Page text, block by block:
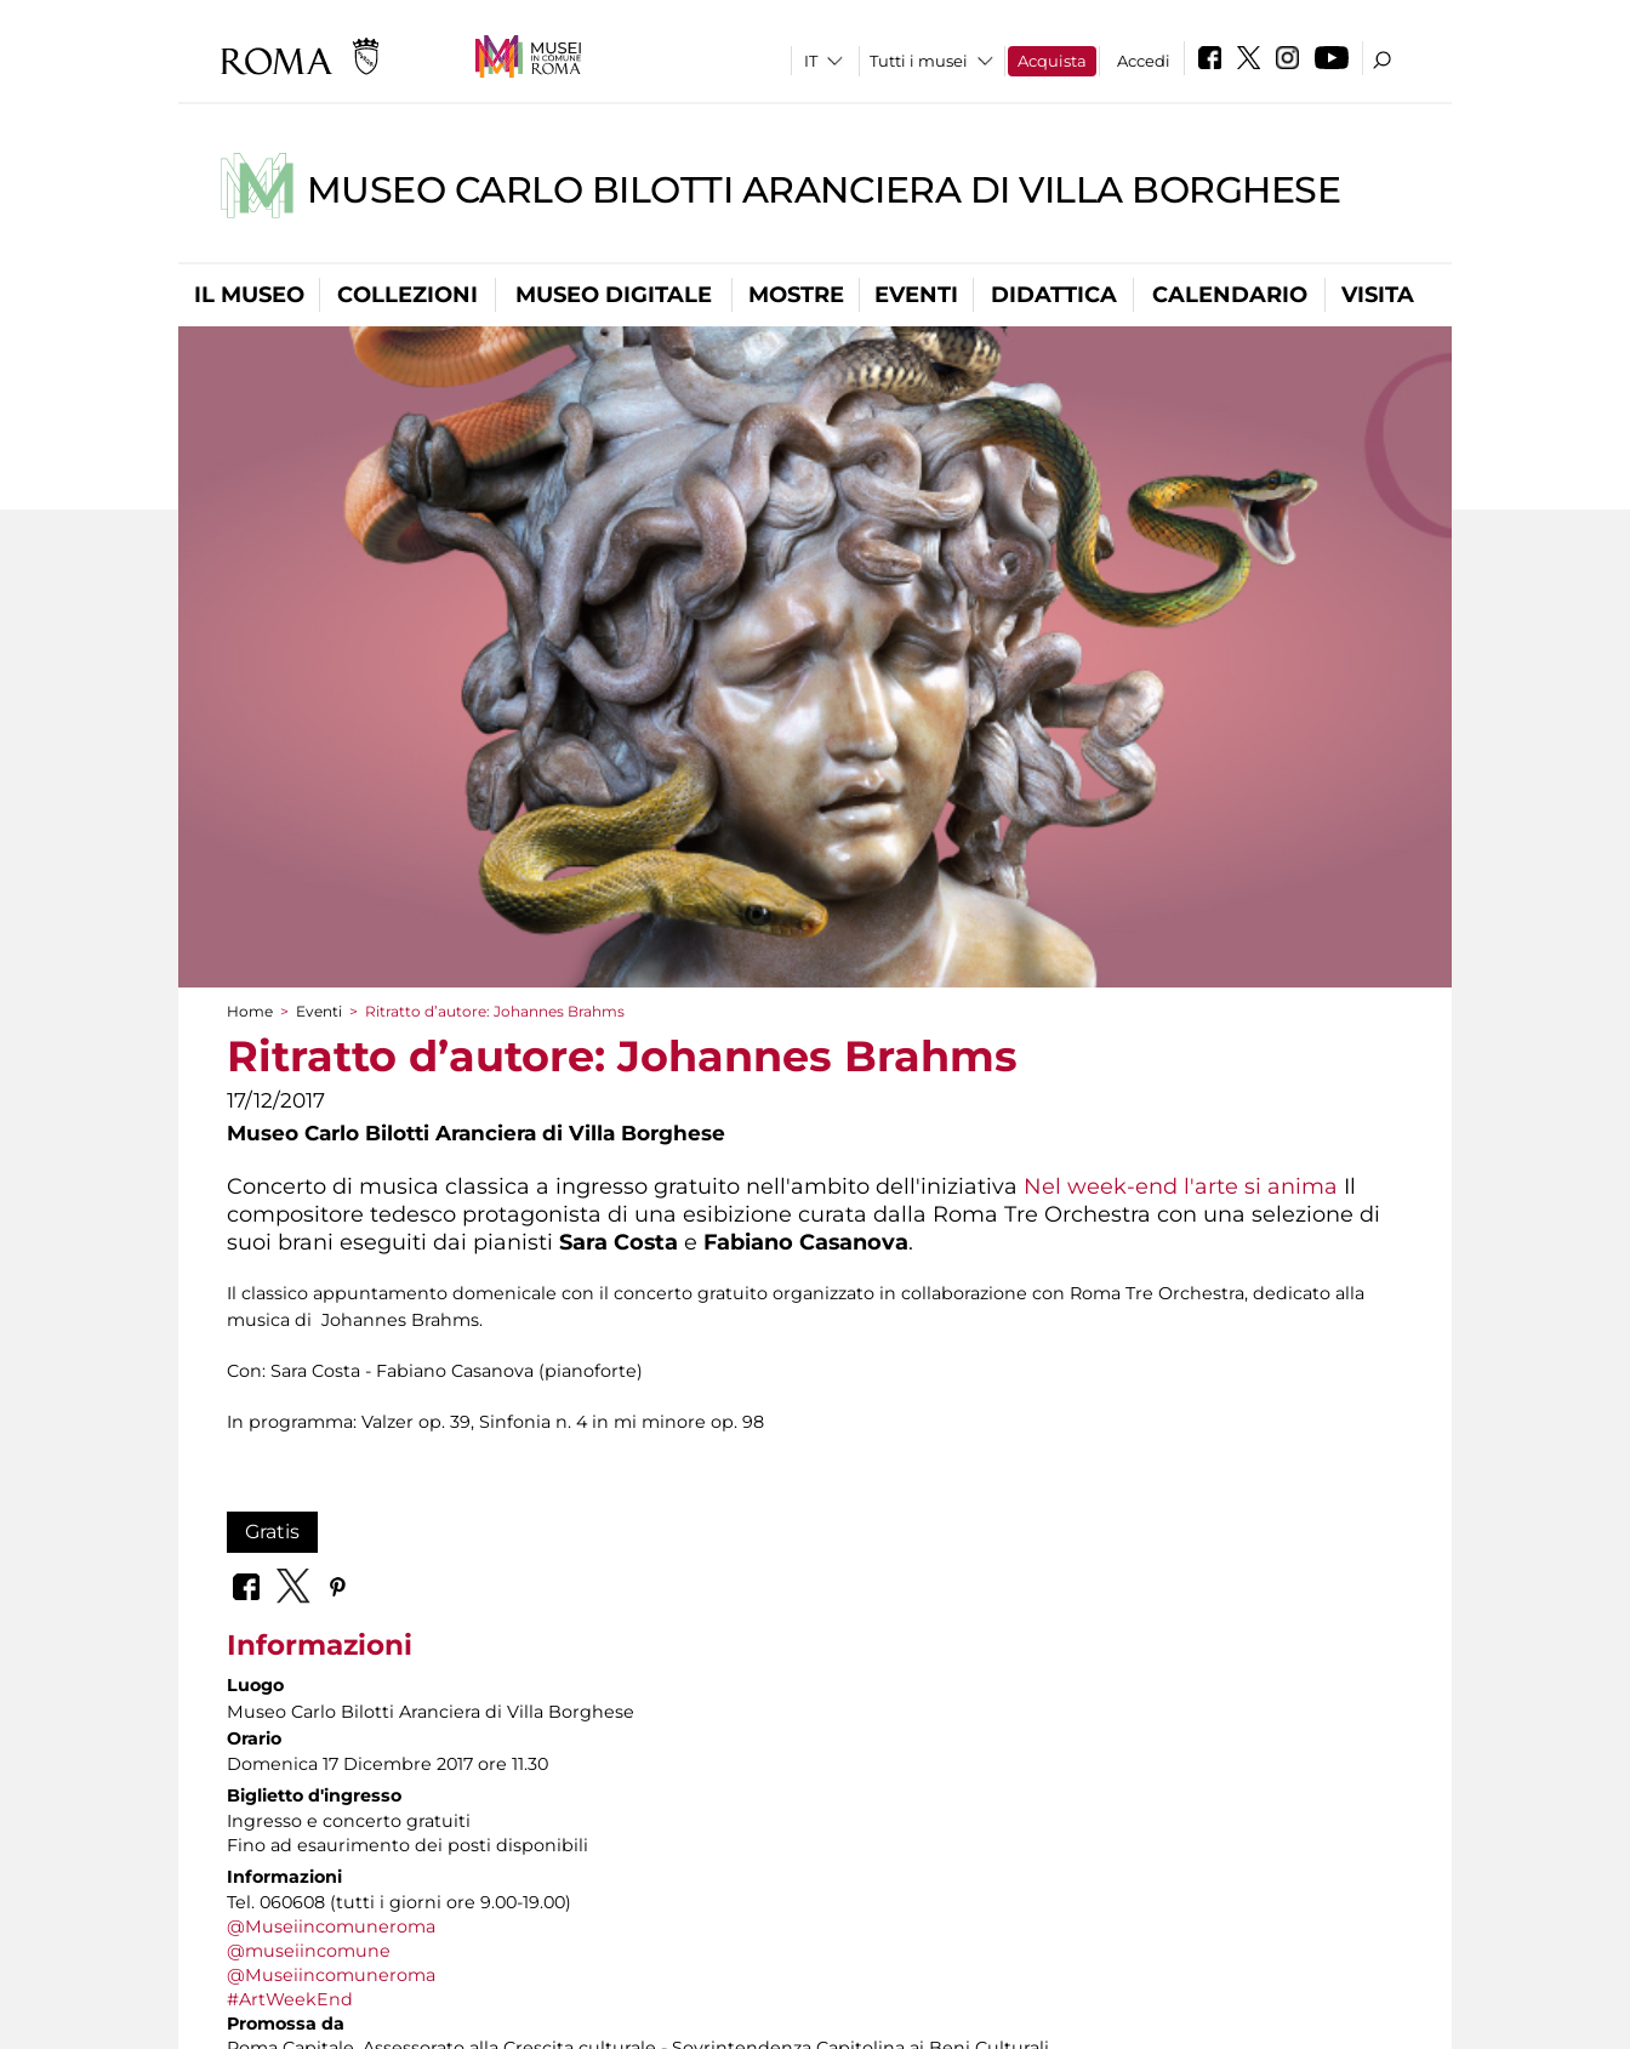
Tutti i musei Acquista Accedi
MUSEO CARLO BILOTTI ARANCIERA DI VILLA BORGHESE
IL MUSEO COLLEZIONI MUSEO DIGITALE MOSTRE EVENTI DIDATTICA CALENDARIO VISITA
Tu sei qui
Home > Eventi > Ritratto d’autore: Johannes Brahms
Ritratto d’autore: Johannes Brahms
17/12/2017
Museo Carlo Bilotti Aranciera di Villa Borghese
Concerto di musica classica a ingresso gratuito nell'ambito dell'iniziativa Nel week-end l'arte si anima Il
compositore tedesco protagonista di una esibizione curata dalla Roma Tre Orchestra con una selezione di
suoi brani eseguiti dai pianisti Sara Costa e Fabiano Casanova.
Il classico appuntamento domenicale con il concerto gratuito organizzato in collaborazione con Roma Tre Orchestra, dedicato alla
musica di Johannes Brahms.
Con: Sara Costa - Fabiano Casanova (pianoforte)
In programma: Valzer op. 39, Sinfonia n. 4 in mi minore op. 98
Gratis
Informazioni
Luogo
Museo Carlo Bilotti Aranciera di Villa Borghese
Orario
Domenica 17 Dicembre 2017 ore 11.30
Biglietto d'ingresso
Ingresso e concerto gratuiti
Fino ad esaurimento dei posti disponibili
Informazioni
Tel. 060608 (tutti i giorni ore 9.00-19.00)
@Museiincomuneroma
@museiincomune
@Museiincomuneroma
#ArtWeekEnd
Promossa da